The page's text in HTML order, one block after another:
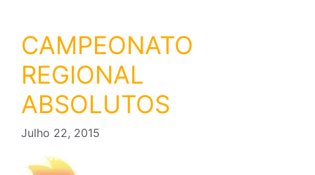
CAMPEONATO
REGIONAL
ABSOLUTOS
Julho 22, 2015